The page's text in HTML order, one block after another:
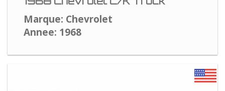
Marque: Chevrolet
Annee: 1968